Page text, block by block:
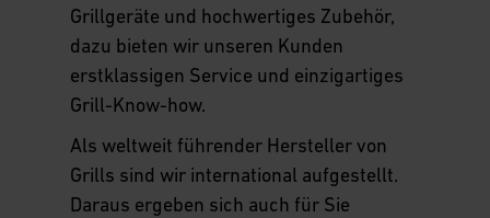
Presse
Grillgeräte und hochwertiges Zubehör,
dazu bieten wir unseren Kunden
erstklassigen Service und einzigartiges
Grill-Know-how.
Als weltweit führender Hersteller von
Grills sind wir international aufgestellt.
Daraus ergeben sich auch für Sie